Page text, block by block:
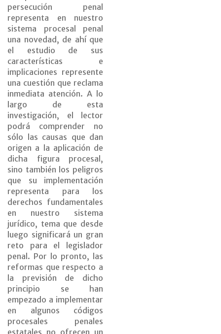
persecución penal
representa en nuestro
sistema procesal penal
una novedad, de ahí que
el estudio de sus
características e
implicaciones represente
una cuestión que reclama
inmediata atención. A lo
largo de esta
investigación, el lector
podrá comprender no
sólo las causas que dan
origen a la aplicación de
dicha figura procesal,
sino también los peligros
que su implementación
representa para los
derechos fundamentales
en nuestro sistema
jurídico, tema que desde
luego significará un gran
reto para el legislador
penal. Por lo pronto, las
reformas que respecto a
la previsión de dicho
principio se han
empezado a implementar
en algunos códigos
procesales penales